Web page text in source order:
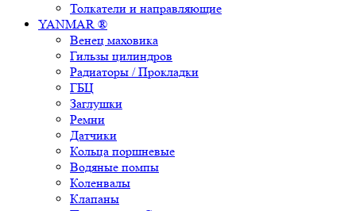
Толкатели и направляющие
YANMAR ®
Венец маховика
Гильзы цилиндров
Радиаторы / Прокладки
ГБЦ
Заглушки
Ремни
Датчики
Кольца поршневые
Водяные помпы
Коленвалы
Клапаны